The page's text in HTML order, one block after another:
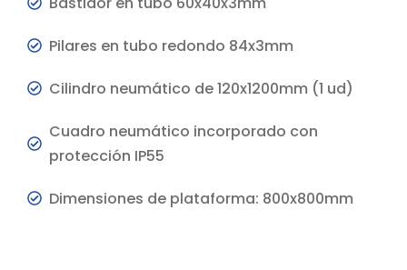
Pilares en tubo redondo 84x3mm
Cilindro neumático de 120x1200mm (1 ud)
Cuadro neumático incorporado con
protección IP55
Dimensiones de plataforma: 800x800mm